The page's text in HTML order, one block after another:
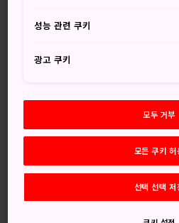
부하고 일을 하던 시절의 모습을
서는 상당히 보기 드문 광경입니다.
놓치지 마세요
승려들의 식사 시간과 설법
목어
미닫이문에 그려진 다양한
성능 관련 쿠키
광고 쿠키
모두 거부
모든 쿠키 허
선택 선택 저